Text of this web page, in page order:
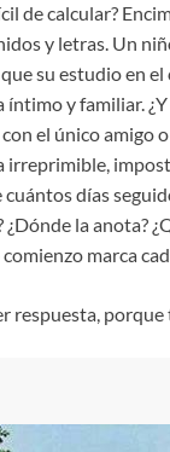
de calcular?
y letras. Un
su estudio en
y familiar.
el único
irreprimible,
días
la anota?
marca
respuesta,